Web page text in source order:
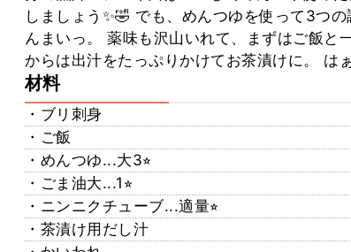
しましょう✨🤣 でも、めんつゆを使って3つ
んまいっ。 薬味も沢山いれて、まずはご飯と
からは出汁をたっぷりかけてお茶漬けに。 は
材料
・ブリ刺身
・ご飯
・めんつゆ...大3⭐︎
・ごま油大...1⭐︎
・ニンニクチューブ...適量⭐︎
・茶漬け用だし汁